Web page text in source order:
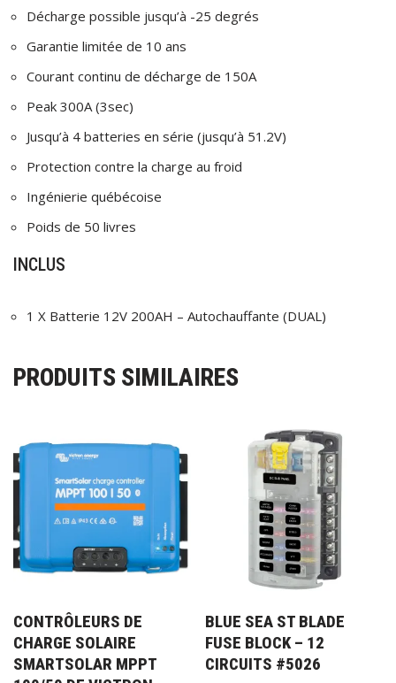
Décharge possible jusqu’à -25 degrés
Garantie limitée de 10 ans
Courant continu de décharge de 150A
Peak 300A (3sec)
Jusqu’à 4 batteries en série (jusqu’à 51.2V)
Protection contre la charge au froid
Ingénierie québécoise
Poids de 50 livres
INCLUS
1 X Batterie 12V 200AH – Autochauffante (DUAL)
PRODUITS SIMILAIRES
CONTRÔLEURS DE
CHARGE SOLAIRE
SMARTSOLAR MPPT
BLUE SEA ST BLADE
FUSE BLOCK – 12
CIRCUITS #5026